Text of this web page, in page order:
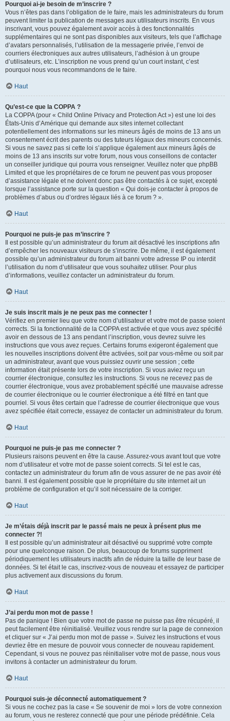
Pourquoi ai-je besoin de m’inscrire ?
Vous n’êtes pas dans l’obligation de le faire, mais les administrateurs du forum
peuvent limiter la publication de messages aux utilisateurs inscrits. En vous
inscrivant, vous pouvez également avoir accès à des fonctionnalités
supplémentaires qui ne sont pas disponibles aux visiteurs, tels que l’affichage
d’avatars personnalisés, l’utilisation de la messagerie privée, l’envoi de
courriers électroniques aux autres utilisateurs, l’adhésion à un groupe
d’utilisateurs, etc. L’inscription ne vous prend qu’un court instant, c’est
pourquoi nous vous recommandons de le faire.
Haut
Qu’est-ce que la COPPA ?
La COPPA (pour « Child Online Privacy and Protection Act ») est une loi des
États-Unis d’Amérique qui demande aux sites internet collectant
potentiellement des informations sur les mineurs âgés de moins de 13 ans un
consentement écrit des parents ou des tuteurs légaux des mineurs concernés.
Si vous ne savez pas si cette loi s’applique également aux mineurs âgés de
moins de 13 ans inscrits sur votre forum, nous vous conseillons de contacter
un conseiller juridique qui pourra vous renseigner. Veuillez noter que phpBB
Limited et que les propriétaires de ce forum ne peuvent pas vous proposer
d’assistance légale et ne doivent donc pas être contactés à ce sujet, excepté
lorsque l’assistance porte sur la question « Qui dois-je contacter à propos de
problèmes d’abus ou d’ordres légaux liés à ce forum ? ».
Haut
Pourquoi ne puis-je pas m’inscrire ?
Il est possible qu’un administrateur du forum ait désactivé les inscriptions afin
d’empêcher les nouveaux visiteurs de s’inscrire. De même, il est également
possible qu’un administrateur du forum ait banni votre adresse IP ou interdit
l’utilisation du nom d’utilisateur que vous souhaitez utiliser. Pour plus
d’informations, veuillez contacter un administrateur du forum.
Haut
Je suis inscrit mais je ne peux pas me connecter !
Vérifiez en premier lieu que votre nom d’utilisateur et votre mot de passe soient
corrects. Si la fonctionnalité de la COPPA est activée et que vous avez spécifié
avoir en dessous de 13 ans pendant l’inscription, vous devrez suivre les
instructions que vous avez reçues. Certains forums exigeront également que
les nouvelles inscriptions doivent être activées, soit par vous-même ou soit par
un administrateur, avant que vous puissiez ouvrir une session ; cette
information était présente lors de votre inscription. Si vous aviez reçu un
courrier électronique, consultez les instructions. Si vous ne recevez pas de
courrier électronique, vous avez probablement spécifié une mauvaise adresse
de courrier électronique ou le courrier électronique a été filtré en tant que
pourriel. Si vous êtes certain que l’adresse de courrier électronique que vous
avez spécifiée était correcte, essayez de contacter un administrateur du forum.
Haut
Pourquoi ne puis-je pas me connecter ?
Plusieurs raisons peuvent en être la cause. Assurez-vous avant tout que votre
nom d’utilisateur et votre mot de passe soient corrects. Si tel est le cas,
contactez un administrateur du forum afin de vous assurer de ne pas avoir été
banni. Il est également possible que le propriétaire du site internet ait un
problème de configuration et qu’il soit nécessaire de la corriger.
Haut
Je m’étais déjà inscrit par le passé mais ne peux à présent plus me
connecter ?!
Il est possible qu’un administrateur ait désactivé ou supprimé votre compte
pour une quelconque raison. De plus, beaucoup de forums suppriment
périodiquement les utilisateurs inactifs afin de réduire la taille de leur base de
données. Si tel était le cas, inscrivez-vous de nouveau et essayez de participer
plus activement aux discussions du forum.
Haut
J’ai perdu mon mot de passe !
Pas de panique ! Bien que votre mot de passe ne puisse pas être récupéré, il
peut facilement être réinitialisé. Veuillez vous rendre sur la page de connexion
et cliquer sur « J’ai perdu mon mot de passe ». Suivez les instructions et vous
devriez être en mesure de pouvoir vous connecter de nouveau rapidement.
Cependant, si vous ne pouvez pas réinitialiser votre mot de passe, nous vous
invitons à contacter un administrateur du forum.
Haut
Pourquoi suis-je déconnecté automatiquement ?
Si vous ne cochez pas la case « Se souvenir de moi » lors de votre connexion
au forum, vous ne resterez connecté que pour une période prédéfinie. Cela